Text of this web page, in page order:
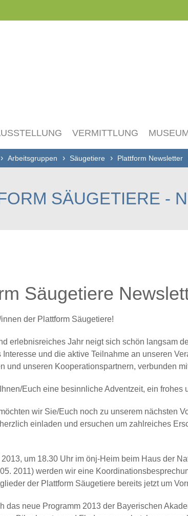
VERMITTLUNG
Arbeitsgruppen Säugetiere Plattform Newsletter
SÄUGETIERE -
Säugetiere
der Plattform Säugetiere!
erlebnisreiches Jahr neigt sich schön langsam
Interesse und die aktive Teilnahme an unseren
und unseren Kooperationspartnern, verbunden
Euch eine besinnliche Adventzeit, ein
wir Sie/Euch noch zu unserem nächsten
einladen und ersuchen um zahlreiches
2013, um 18.30 Uhr im önj-Heim beim Haus der
2011) werden wir eine
der Plattform Säugetiere bereits jetzt um
das neue Programm 2013 der Bayerischen